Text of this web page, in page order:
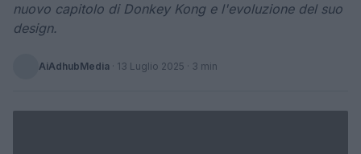
nuovo capitolo di Donkey Kong e l'evoluzione del suo
design.
AiAdhubMedia · 13 Luglio 2025 · 3 min